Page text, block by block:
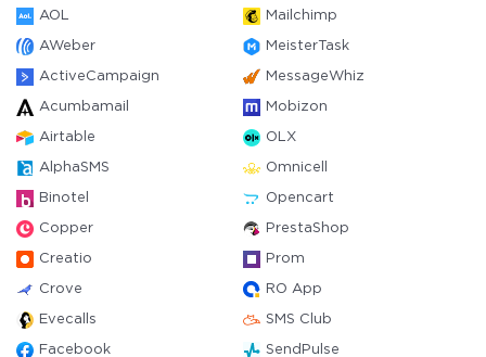
AOL Mailchimp
AWeber MeisterTask
ActiveCampaign MessageWhiz
Acumbamail Mobizon
Airtable OLX
AlphaSMS Omnicell
Binotel Opencart
Copper PrestaShop
Creatio Prom
Crove RO App
Evecalls SMS Club
Facebook SendPulse